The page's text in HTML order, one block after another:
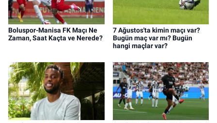
Boluspor-Manisa FK Maçı Ne
Zaman, Saat Kaçta ve Nerede?
7 Ağustos'ta kimin maçı var?
Bugün maç var mı? Bugün
hangi maçlar var?